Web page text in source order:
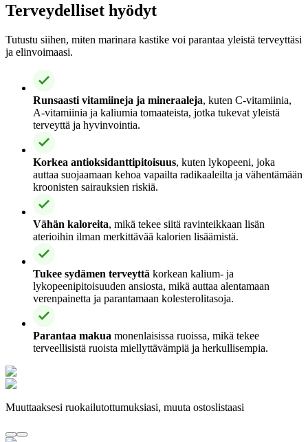
Terveydelliset hyödyt
Tutustu siihen, miten marinara kastike voi parantaa yleistä terveyttäsi
ja elinvoimaasi.
Runsaasti vitamiineja ja mineraaleja, kuten C-vitamiinia,
A-vitamiinia ja kaliumia tomaateista, jotka tukevat yleistä
terveyttä ja hyvinvointia.
Korkea antioksidanttipitoisuus, kuten lykopeeni, joka
auttaa suojaamaan kehoa vapailta radikaaleilta ja vähentämään
kroonisten sairauksien riskiä.
Vähän kaloreita, mikä tekee siitä ravinteikkaan lisän
aterioihin ilman merkittävää kalorien lisäämistä.
Tukee sydämen terveyttä korkean kalium- ja
lykopeenipitoisuuden ansiosta, mikä auttaa alentamaan
verenpainetta ja parantamaan kolesterolitasoja.
Parantaa makua monenlaisissa ruoissa, mikä tekee
terveellisistä ruoista miellyttävämpiä ja herkullisempia.
Muuttaaksesi ruokailutottumuksiasi, muuta ostoslistaasi